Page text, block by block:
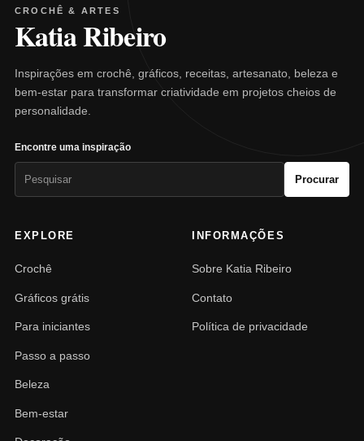
CROCHÊ & ARTES
Katia Ribeiro
Inspirações em crochê, gráficos, receitas, artesanato, beleza e
bem-estar para transformar criatividade em projetos cheios de
personalidade.
Encontre uma inspiração
Procurar
EXPLORE
Crochê
Gráficos grátis
Para iniciantes
Passo a passo
Beleza
Bem-estar
INFORMAÇÕES
Sobre Katia Ribeiro
Contato
Política de privacidade